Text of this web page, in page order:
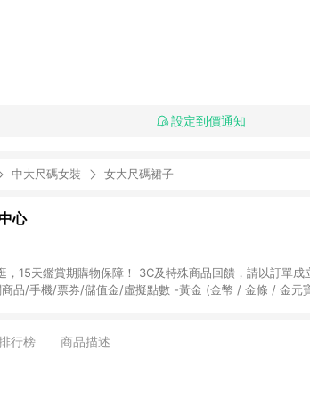
設定到價通知
中大尺碼女裝 女大尺碼裙子
心
鑑賞期購物保障！ 3C及特殊商品回饋，請以訂單成立通知為準 1. 請注
品/手機/票券/儲值金/虛擬點數 -黃金 (金幣 / 金條 / 金元
中心商店之商品：商品賣場中有標示「商店」及顯示商
行榜 商品描述